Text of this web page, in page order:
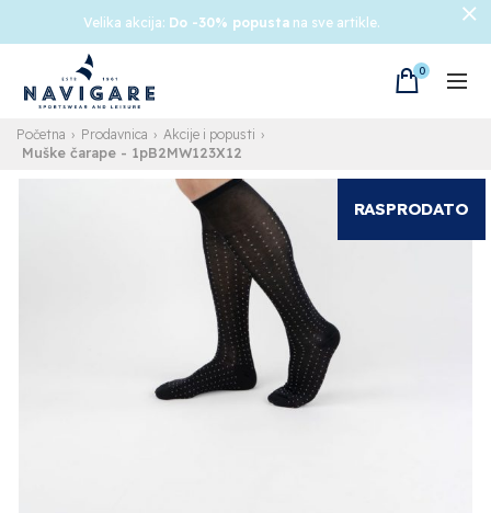
0
RASPRODATO
Početna Prodavnica Akcije i popusti
Muške čarape - 1pB2MW123X12
Velika akcija: Do -30% popusta na sve artikle.